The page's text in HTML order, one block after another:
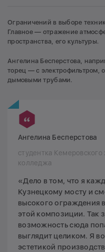
Ограничений в выборе
Главное — отражение
пространства, его культуры.
Ангелина Бесперстова,
торец — с электрофильтром,
дымовыми трубами.
Ангелина Бесперстова
студентка
колледжа
«Дело в том, что я
Кузнецкому мосту и
высокого ограждения
этой композиции. Так
возможность сюда
выглядит целиком. Я
эстетикой